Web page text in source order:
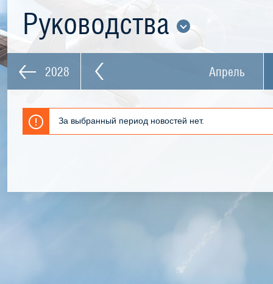
Руководства
2028 Апрель
За выбранный период новостей нет.